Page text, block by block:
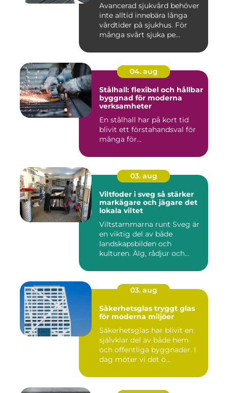
Avancerad sjukvård behöver
inte alltid innebära långa
vårdtider på sjukhus. För
många svårt sjuka pe...
04. aug
Stålhall: flexibel och hållbar
byggnad för moderna
verksamheter
En stålhall har på kort tid
blivit ett förstahandsval för
många för...
03. aug
Viltfoder i sveg så stärker
markägare och jägare det
lokala viltet
Viltstammarna runt Sveg är
en viktig del av både
landskapsbilden och
kulturen. Älg, rådjur och
03. aug
Säkerhetsglas tryggt glas
för moderna miljöer
Säkerhetsglas har blivit en
självklar del av både hem
och offentliga byggnader. I
dag möter vi det ö...